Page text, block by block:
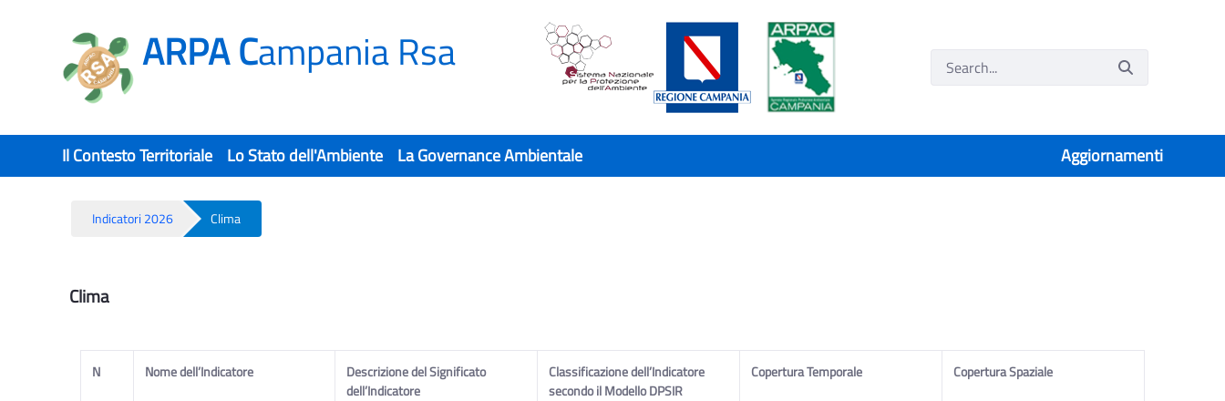
ARPA Campania Rsa
Il Contesto Territoriale Lo Stato dell'Ambiente La Governance Ambientale Aggiornamenti
Indicatori 2026 Clima
Clima - Rsa
Clima
N Nome dell’Indicatore
Descrizione del Significato
dell’Indicatore
Classificazione dell’Indicatore
secondo il Modello DPSIR
Copertura Temporale Copertura Spaziale